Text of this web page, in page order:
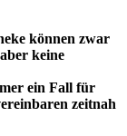
können zwar
keine
ein Fall für
zeitnah